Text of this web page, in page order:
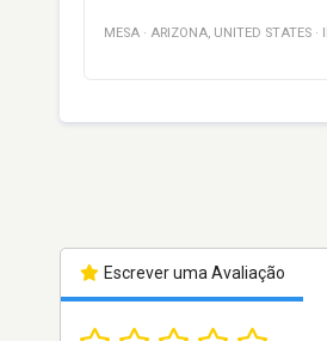
MESA · ARIZONA, UNITED STATES ·
Escrever uma Avaliação